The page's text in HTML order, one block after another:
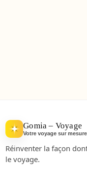
Gomia – Voyage
Votre voyage sur mesure
Réinventer la façon
le voyage.